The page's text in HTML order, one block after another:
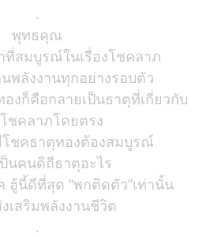
.
พุทธคุณ
ที่สมบูรณ์ในเรื่องโชคลาภ
พลังงานทุกอย่างรอบตัว
งก็คือกลายเป็นธาตุที่เกี่ยวกับ
โชคลาภโดยตรง
โชคธาตุทองต้องสมบูรณ์
นคนดิถีธาตุอะไร
ฮู้นี้ดีที่สุด “พกติดตัว”เท่านั้น
เสริมพลังงานชีวิต
.